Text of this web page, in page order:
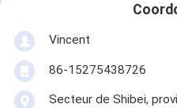
Vincent
86-15275438726
Secteur de Shibei,